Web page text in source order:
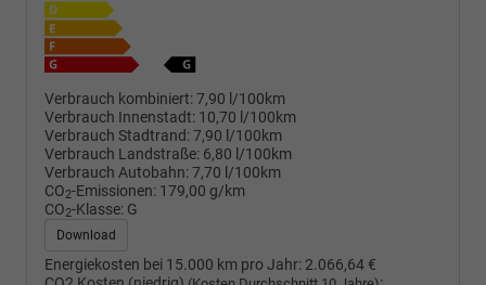
Verbrauch kombiniert:7,90 l/100km
Verbrauch Innenstadt: 10,70 l/100km
Verbrauch Stadtrand:7,90 l/100km
Verbrauch Landstraße: 6,80 l/100km
Verbrauch Autobahn:7,70 l/100km
CO2-Emissionen: 179,00 g/km
CO2-Klasse: G
Download
Energiekosten bei 15.000 km pro Jahr: 2.066,64 €